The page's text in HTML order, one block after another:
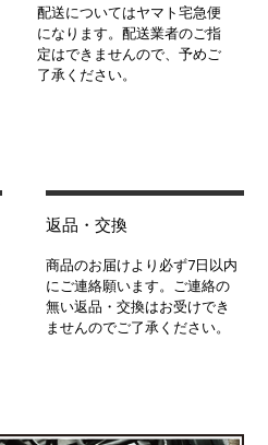
配送についてはヤマト宅急便
になります。配送業者のご指
定はできませんので、予めご
了承ください。
返品・交換
商品のお届けより必ず7日以内
にご連絡願います。ご連絡の
無い返品・交換はお受けでき
ませんのでご了承ください。